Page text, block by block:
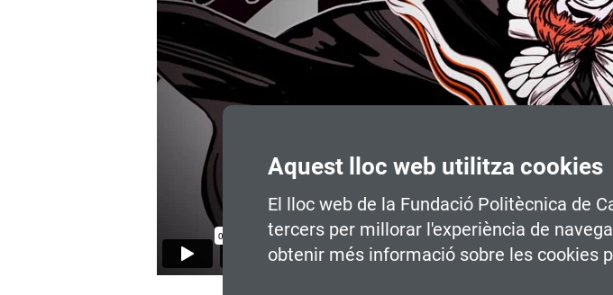
Aquest lloc web utilitza cookies
El lloc web de la Fundació Politècnica de
tercers per millorar l'experiència de
obtenir més informació sobre les cookies